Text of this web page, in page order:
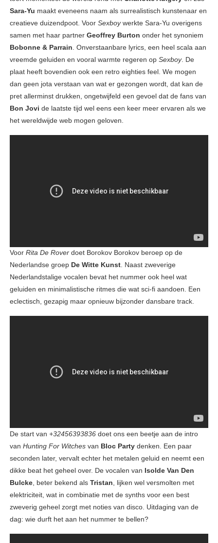
Sara-Yu maakt eveneens naam als surrealistisch kunstenaar en
creatieve duizendpoot. Voor Sexboywerkte Sara-Yu overigens
samen met haar partner Geoffrey Burton onder het synoniem
Bobonne & Parrain . Onverstaanbare lyrics, een heel scala aan
vreemde geluiden en vooral warmte regeren op Sexboy. De
plaat heeft bovendien ook een retro eighties feel. We mogen
dan geen jota verstaan van wat er gezongen wordt, dat kan de
pret allerminst drukken, ongetwijfeld een gevoel dat de fans van
Bon Jovi de laatste tijd wel eens een keer meer ervaren als we
het wereldwijde web mogen geloven.
Voor Rita De Rover doet Borokov Borokov beroep op de
Nederlandse groep De Witte Kunst. Naast zweverige
Nederlandstalige vocalen bevat het nummer ook heel wat
geluiden en minimalistische ritmes die wat sci-fi aandoen. Een
eclectisch, gezapig maar opnieuw bijzonder dansbare track.
De start van +32456393836 doet ons een beetje aan de intro
van Hunting For Witches van Bloc Party denken. Een paar
seconden later, vervalt echter het metalen geluid en neemt een
dikke beat het geheel over. De vocalen van Isolde Van Den
Bulcke , beter bekend als Tristan , lijken wel versmolten met
elektriciteit, wat in combinatie met de synths voor een best
zweverig geheel zorgt met noties van disco. Uitdaging van de
dag: wie durft het aan het nummer te bellen?